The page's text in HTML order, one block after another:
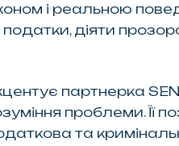
і реальною
діяти
партнерка
проблеми. Її
та